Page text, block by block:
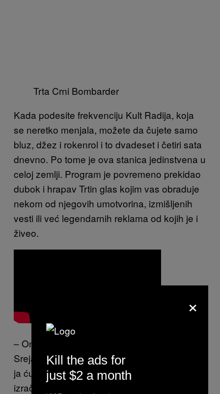
Trta Crni Bombarder
Kada podesite frekvenciju Kult Radija, koja
se neretko menjala, možete da čujete samo
bluz, džez i rokenrol i to dvadeset i četiri sata
dnevno. Po tome je ova stanica jedinstvena u
celoj zemlji. Program je povremeno prekidao
dubok i hrapav Trtin glas kojim vas obraduje
nekom od njegovih umotvorina, izmišljenih
vesti ili već legendarnih reklama od kojih je i
živeo.
– On je imao dve vrste naplate – objašnjava
Sreja. – Ili mu daš keš, ili on bude u fazonu, e
ja ću tebe da reklamiram i to te izađe…
izračuna koliko je to… pet piva!
×
Kill the ads for
just $2 a month